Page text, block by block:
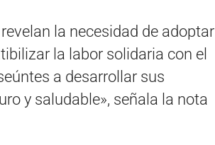
la necesidad de adoptar
la labor solidaria con el
a desarrollar sus
y saludable», señala la nota